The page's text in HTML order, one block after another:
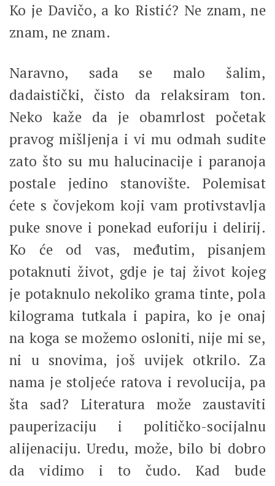
Ko je Davičo, a ko Ristić? Ne znam, ne
znam, ne znam.
Naravno, sada se malo šalim,
dadaistički, čisto da relaksiram ton.
Neko kaže da je obamrlost početak
pravog mišljenja i vi mu odmah sudite
zato što su mu halucinacije i paranoja
postale jedino stanovište. Polemisat
ćete s čovjekom koji vam protivstavlja
puke snove i ponekad euforiju i delirij.
Ko će od vas, međutim, pisanjem
potaknuti život, gdje je taj život kojeg
je potaknulo nekoliko grama tinte, pola
kilograma tutkala i papira, ko je onaj
na koga se možemo osloniti, nije mi se,
ni u snovima, još uvijek otkrilo. Za
nama je stoljeće ratova i revolucija, pa
šta sad? Literatura može zaustaviti
pauperizaciju i političko-socijalnu
alijenaciju. Uredu, može, bilo bi dobro
da vidimo i to čudo. Kad bude